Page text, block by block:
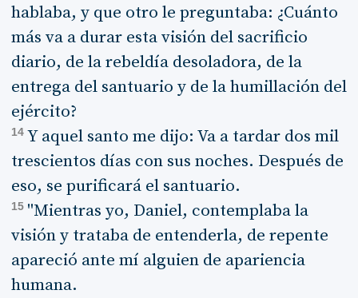
hablaba, y que otro le preguntaba: ¿Cuánto
más va a durar esta visión del sacrificio
diario, de la rebeldía desoladora, de la
entrega del santuario y de la humillación del
ejército?
14 Y aquel santo me dijo: Va a tardar dos mil
trescientos días con sus noches. Después de
eso, se purificará el santuario.
15 "Mientras yo, Daniel, contemplaba la
visión y trataba de entenderla, de repente
apareció ante mí alguien de apariencia
humana.